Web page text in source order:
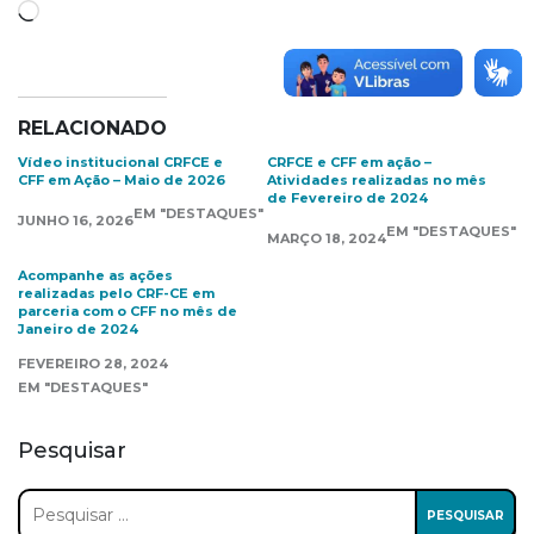
Carregando...
RELACIONADO
Vídeo institucional CRFCE e
CFF em Ação – Maio de 2026
JUNHO 16, 2026EM "DESTAQUES"
CRFCE e CFF em ação –
Atividades realizadas no mês
de Fevereiro de 2024
MARÇO 18, 2024EM "DESTAQUES"
Acompanhe as ações
realizadas pelo CRF-CE em
parceria com o CFF no mês de
Janeiro de 2024
FEVEREIRO 28, 2024
EM "DESTAQUES"
Pesquisar
Pesquisar
por: